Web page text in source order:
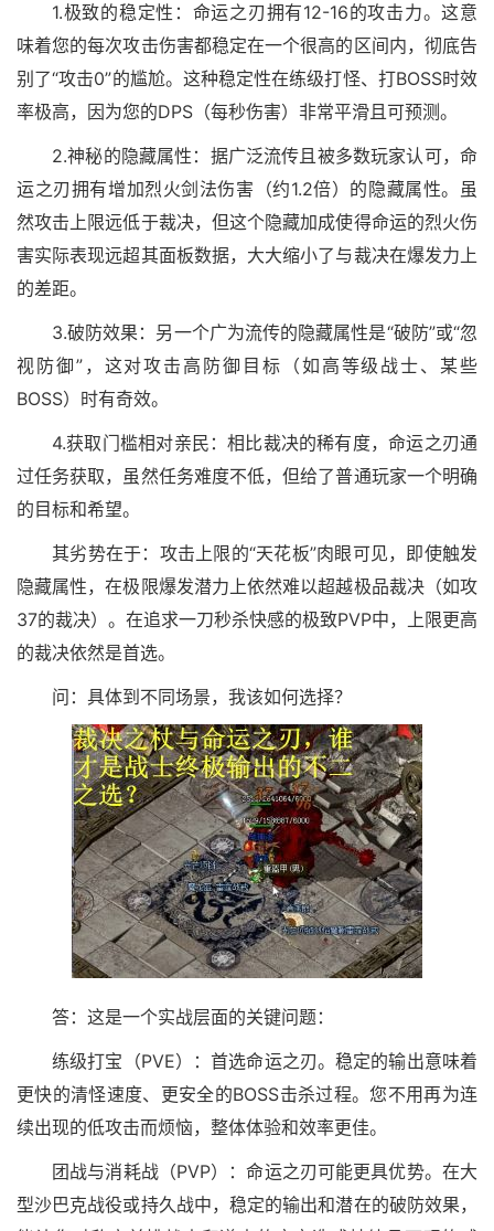
1.极致的稳定性：命运之刃拥有12-16的攻击力。这意
味着您的每次攻击伤害都稳定在一个很高的区间内，彻底告
别了“攻击0”的尴尬。这种稳定性在练级打怪、打BOSS时效
率极高，因为您的DPS（每秒伤害）非常平滑且可预测。
2.神秘的隐藏属性：据广泛流传且被多数玩家认可，命
运之刃拥有增加烈火剑法伤害（约1.2倍）的隐藏属性。虽
然攻击上限远低于裁决，但这个隐藏加成使得命运的烈火伤
害实际表现远超其面板数据，大大缩小了与裁决在爆发力上
的差距。
3.破防效果：另一个广为流传的隐藏属性是“破防”或“忽
视防御”，这对攻击高防御目标（如高等级战士、某些
BOSS）时有奇效。
4.获取门槛相对亲民：相比裁决的稀有度，命运之刃通
过任务获取，虽然任务难度不低，但给了普通玩家一个明确
的目标和希望。
其劣势在于：攻击上限的“天花板”肉眼可见，即使触发
隐藏属性，在极限爆发潜力上依然难以超越极品裁决（如攻
37的裁决）。在追求一刀秒杀快感的极致PVP中，上限更高
的裁决依然是首选。
问：具体到不同场景，我该如何选择？
答：这是一个实战层面的关键问题：
练级打宝（PVE）：首选命运之刃。稳定的输出意味着
更快的清怪速度、更安全的BOSS击杀过程。您不用再为连
续出现的低攻击而烦恼，整体体验和效率更佳。
团战与消耗战（PVP）：命运之刃可能更具优势。在大
型沙巴克战役或持久战中，稳定的输出和潜在的破防效果，